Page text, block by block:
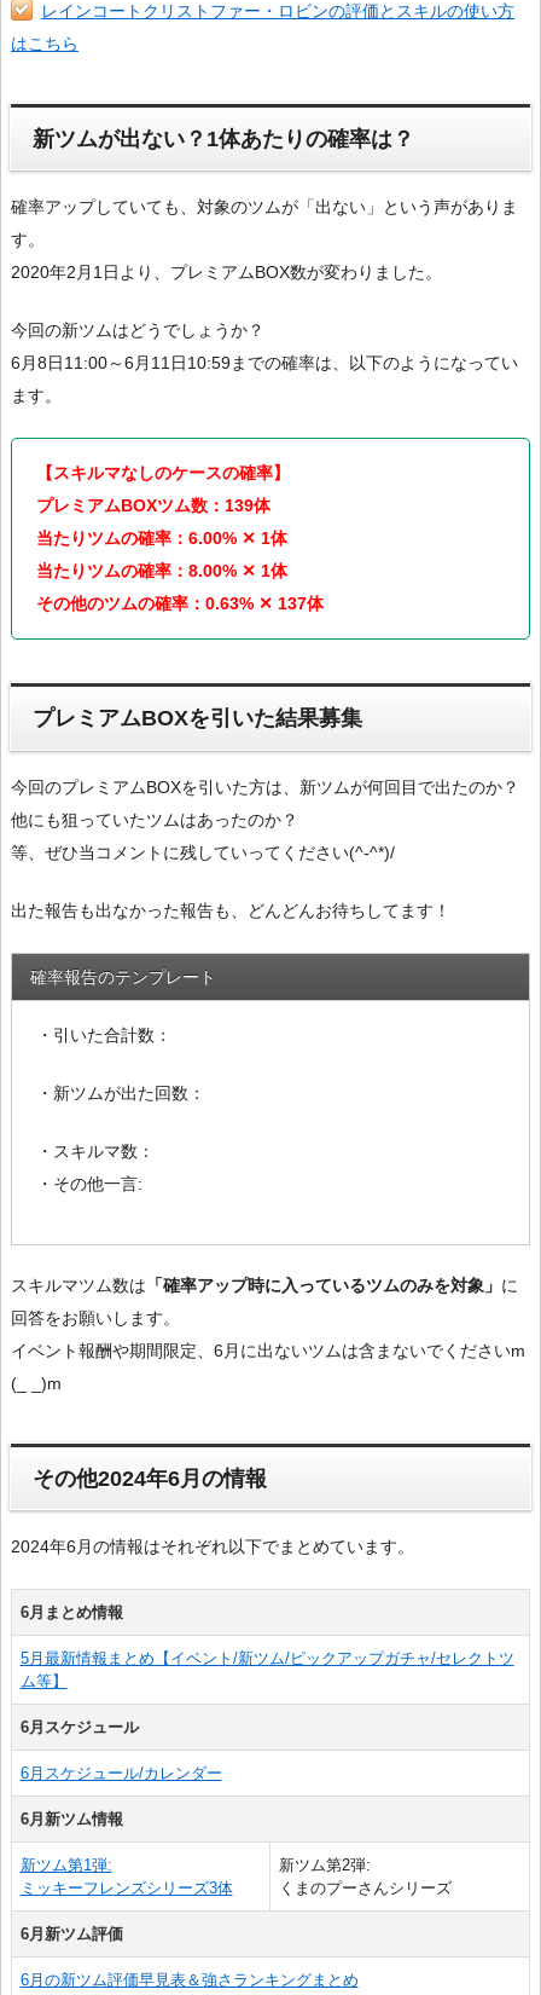
レインコートクリストファー・ロビンの評価とスキルの使い方
はこちら
新ツムが出ない？1体あたりの確率は？
確率アップしていても、対象のツムが「出ない」という声がありま
す。
2020年2月1日より、プレミアムBOX数が変わりました。
今回の新ツムはどうでしょうか？
6月8日11:00～6月11日10:59までの確率は、以下のようになってい
ます。
【スキルマなしのケースの確率】
プレミアムBOXツム数：139体
当たりツムの確率：6.00% ✕ 1体
当たりツムの確率：8.00% ✕ 1体
その他のツムの確率：0.63% ✕ 137体
プレミアムBOXを引いた結果募集
今回のプレミアムBOXを引いた方は、新ツムが何回目で出たのか？
他にも狙っていたツムはあったのか？
等、ぜひ当コメントに残していってください(^-^*)/
出た報告も出なかった報告も、どんどんお待ちしてます！
確率報告のテンプレート
・引いた合計数：
・新ツムが出た回数：
・スキルマ数：
・その他一言:
スキルマツム数は 「確率アップ時に入っているツムのみを対象」 に
回答をお願いします。
イベント報酬や期間限定、6月に出ないツムは含まないでくださいm
(_ _)m
その他2024年6月の情報
2024年6月の情報はそれぞれ以下でまとめています。
6月まとめ情報
5月最新情報まとめ【イベント/新ツム/ピックアップガチャ/セレクトツ
ム等】
6月スケジュール
6月スケジュール/カレンダー
6月新ツム情報
新ツム第1弾:
ミッキーフレンズシリーズ3体
新ツム第2弾:
くまのプーさんシリーズ
6月新ツム評価
6月の新ツム評価早見表＆強さランキングまとめ